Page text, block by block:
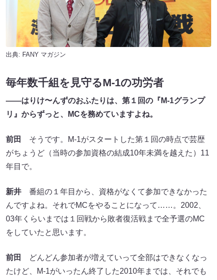
出典: FANY マガジン
毎年数千組を見守るM-1の功労者
――はりけ〜んずのおふたりは、第１回の『M-1グランプ
リ』からずっと、MCを務めていますよね。
前田
そうです。M-1がスタートした第１回の時点で芸歴
がちょうど（当時の参加資格の結成10年未満を越えた）11
年目で。
新井 番組の１年目から、資格がなくて参加できなかった
んですよね。それでMCをやることになって……。2002、
03年くらいまでは１回戦から敗者復活戦まで全予選のMC
をしていたと思います。
前田
どんどん参加者が増えていって全部はできなくなっ
たけど、M-1がいったん終了した2010年までは、それでも